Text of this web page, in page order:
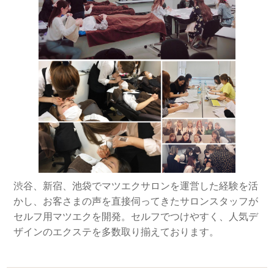
渋谷、新宿、池袋でマツエクサロンを運営した経験を活
かし、お客さまの声を直接伺ってきたサロンスタッフが
セルフ用マツエクを開発。セルフでつけやすく、人気デ
ザインのエクステを多数取り揃えております。